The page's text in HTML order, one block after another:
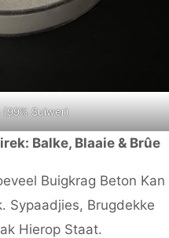
(99% Suiwer)
Balke, Blaaie & Brûe
Buigkrag Beton Kan
Sypaadjies, Brugdekke
Hierop Staat.